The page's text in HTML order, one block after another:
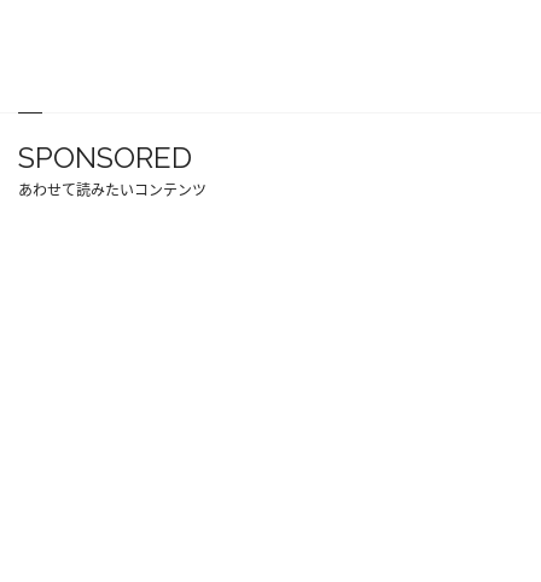
SPONSORED
あわせて読みたいコンテンツ